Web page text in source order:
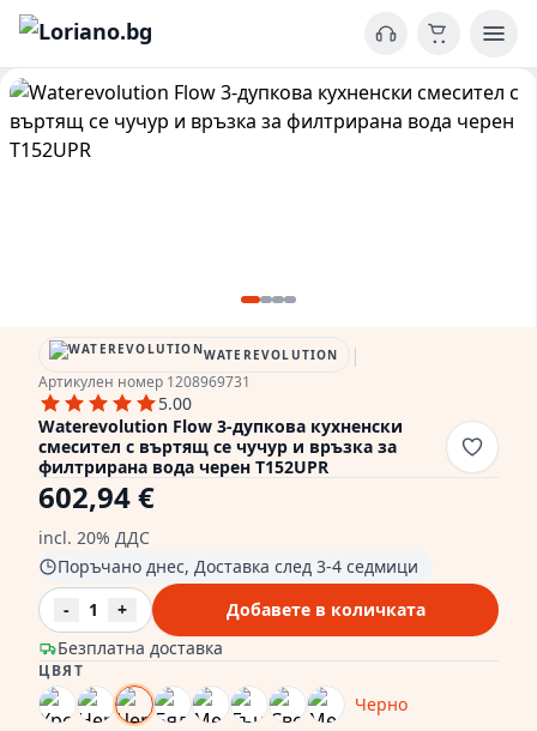
WATEREVOLUTION |
Артикулен номер 1208969731
5.00
Waterevolution Flow 3-дупкова кухненски
смесител с въртящ се чучур и връзка за
филтрирана вода черен T152UPR
602,94 €
incl. 20% ДДС
Безплатна доставка
Поръчано днес, Доставка след 3-4 седмици
-
1 + Добавете в количката
ЦВЯТ
Черно